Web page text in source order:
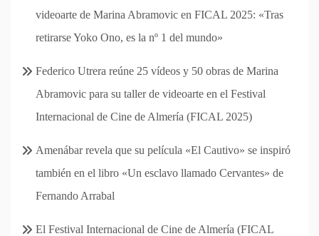
videoarte de Marina Abramovic en FICAL 2025: «Tras
retirarse Yoko Ono, es la nº 1 del mundo»
Federico Utrera reúne 25 vídeos y 50 obras de Marina
Abramovic para su taller de videoarte en el Festival
Internacional de Cine de Almería (FICAL 2025)
Amenábar revela que su película «El Cautivo» se inspiró
también en el libro «Un esclavo llamado Cervantes» de
Fernando Arrabal
El Festival Internacional de Cine de Almería (FICAL